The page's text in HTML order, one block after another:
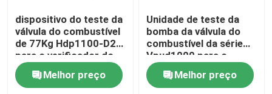
dispositivo do teste da
válvula do combustível
de 77Kg Hdp1100-D2
para o verificador do
motor diesel do CCM
Meb Mec MkMelhor preço
Unidade de teste da
bomba da válvula do
combustível da série
Vpud1000 para o
motor diesel do CCM
Meb Mec MkMelhor preço